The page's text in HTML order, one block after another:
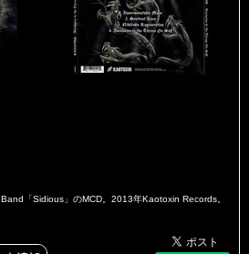
「Sidious」のMCD。2013年Kaotoxin Records。